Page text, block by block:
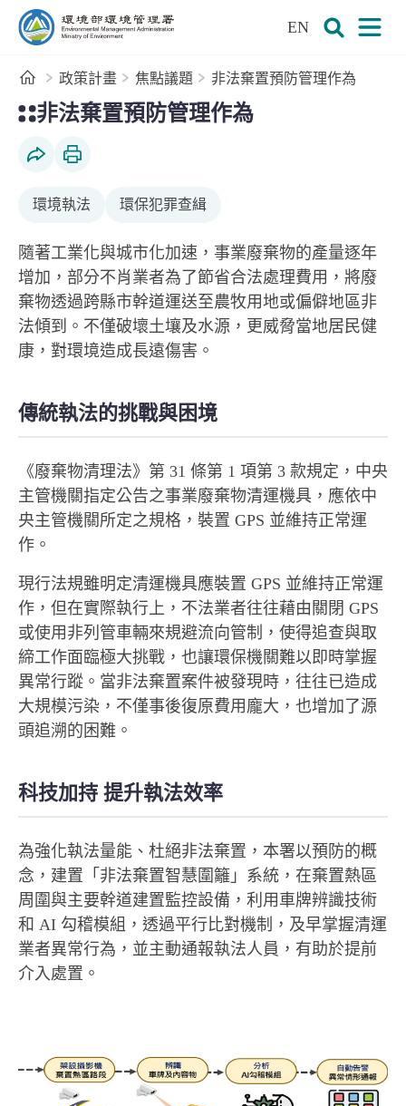
跳到主要內容區塊
EN
首頁政策計畫 焦點議題 非法棄置預防管理作為
非法棄置預防管理作為
環境執法 環保犯罪查緝
隨著工業化與城市化加速，事業廢棄物的產量逐年
增加，部分不肖業者為了節省合法處理費用，將廢
棄物透過跨縣市幹道運送至農牧用地或偏僻地區非
法傾到。不僅破壞土壤及水源，更威脅當地居民健
康，對環境造成長遠傷害。
傳統執法的挑戰與困境
《廢棄物清理法》第 31 條第 1 項第 3 款規定，中央
主管機關指定公告之事業廢棄物清運機具，應依中
央主管機關所定之規格，裝置 GPS 並維持正常運
作。
現行法規雖明定清運機具應裝置 GPS 並維持正常運
作，但在實際執行上，不法業者往往藉由關閉 GPS
或使用非列管車輛來規避流向管制，使得追查與取
締工作面臨極大挑戰，也讓環保機關難以即時掌握
異常行蹤。當非法棄置案件被發現時，往往已造成
大規模污染，不僅事後復原費用龐大，也增加了源
頭追溯的困難。
科技加持 提升執法效率
為強化執法量能、杜絕非法棄置，本署以預防的概
念，建置「非法棄置智慧圍籬」系統，在棄置熱區
周圍與主要幹道建置監控設備，利用車牌辨識技術
和 AI 勾稽模組，透過平行比對機制，及早掌握清運
業者異常行為，並主動通報執法人員，有助於提前
介入處置。